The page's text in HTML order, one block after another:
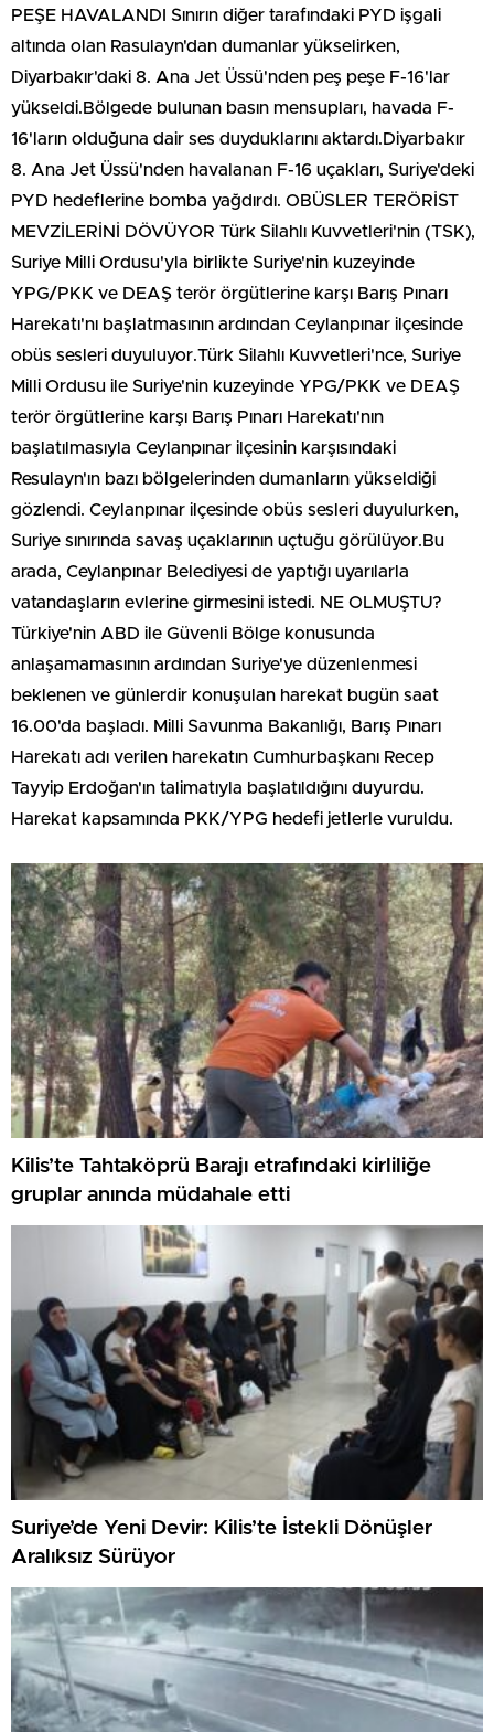
PEŞE HAVALANDI Sınırın diğer tarafındaki PYD işgali
altında olan Rasulayn'dan dumanlar yükselirken,
Diyarbakır'daki 8. Ana Jet Üssü'nden peş peşe F-16'lar
yükseldi.Bölgede bulunan basın mensupları, havada F-
16'ların olduğuna dair ses duyduklarını aktardı.Diyarbakır
8. Ana Jet Üssü'nden havalanan F-16 uçakları, Suriye'deki
PYD hedeflerine bomba yağdırdı. OBÜSLER TERÖRİST
MEVZİLERİNİ DÖVÜYOR Türk Silahlı Kuvvetleri'nin (TSK),
Suriye Milli Ordusu'yla birlikte Suriye'nin kuzeyinde
YPG/PKK ve DEAŞ terör örgütlerine karşı Barış Pınarı
Harekatı'nı başlatmasının ardından Ceylanpınar ilçesinde
obüs sesleri duyuluyor.Türk Silahlı Kuvvetleri'nce, Suriye
Milli Ordusu ile Suriye'nin kuzeyinde YPG/PKK ve DEAŞ
terör örgütlerine karşı Barış Pınarı Harekatı'nın
başlatılmasıyla Ceylanpınar ilçesinin karşısındaki
Resulayn'ın bazı bölgelerinden dumanların yükseldiği
gözlendi. Ceylanpınar ilçesinde obüs sesleri duyulurken,
Suriye sınırında savaş uçaklarının uçtuğu görülüyor.Bu
arada, Ceylanpınar Belediyesi de yaptığı uyarılarla
vatandaşların evlerine girmesini istedi. NE OLMUŞTU?
Türkiye'nin ABD ile Güvenli Bölge konusunda
anlaşamamasının ardından Suriye'ye düzenlenmesi
beklenen ve günlerdir konuşulan harekat bugün saat
16.00'da başladı. Milli Savunma Bakanlığı, Barış Pınarı
Harekatı adı verilen harekatın Cumhurbaşkanı Recep
Tayyip Erdoğan'ın talimatıyla başlatıldığını duyurdu.
Harekat kapsamında PKK/YPG hedefi jetlerle vuruldu.
Kilis’te Tahtaköprü Barajı etrafındaki kirliliğe
gruplar anında müdahale etti
Suriye’de Yeni Devir: Kilis’te İstekli Dönüşler
Aralıksız Sürüyor